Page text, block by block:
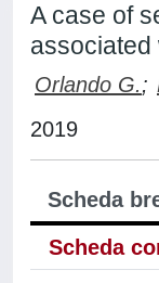
A case of
associated
Orlando G.;
2019
Scheda
Scheda